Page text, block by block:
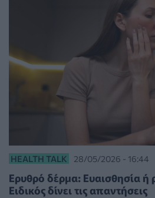
HEALTH TALK 28/05/2026 - 16:44
Ερυθρό δέρμα: Ευαισθησία ή
Ειδικός δίνει τις απαντήσεις